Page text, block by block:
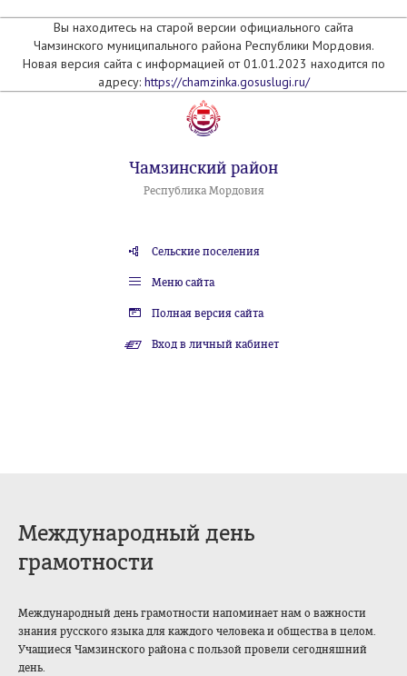
Вы находитесь на старой версии официального сайта
Чамзинского муниципального района Республики Мордовия.
Новая версия сайта с информацией от 01.01.2023 находится по
адресу: https://chamzinka.gosuslugi.ru/
Чамзинский район
Республика Мордовия
Сельские поселения
Меню сайта
Полная версия сайта
Вход в личный кабинет
Международный день
грамотности
Международный день грамотности напоминает нам о важности
знания русского языка для каждого человека и общества в целом.
Учащиеся Чамзинского района с пользой провели сегодняшний
день.